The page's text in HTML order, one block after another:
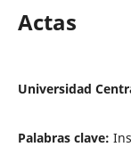
Actas
Universidad
Palabras clave: